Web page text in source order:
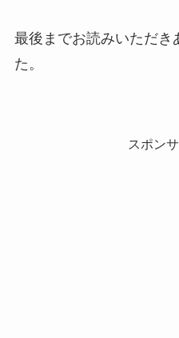
最後までお読みいただき
た。
スポン